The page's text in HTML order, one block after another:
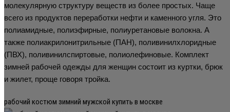
молекулярную структуру веществ из более простых. Чаще
всего из продуктов переработки нефти и каменного угля. Это
полиамидные, полиэфирные, полиуретановые волокна. А
также полиакрилонитрильные (ПАН), поливинилхлоридные
(ПВХ), поливинилспиртовые, полиолефиновые. Комплект
зимней рабочей одежды для женщин состоит из куртки, брюк
и жилет, проще говоря тройка.
рабочий костюм зимний мужской купить в москве